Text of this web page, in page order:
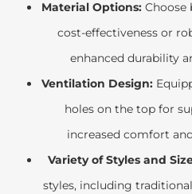
Material Options: Choose
cost-effectiveness or
enhanced durability
Ventilation Design:
holes on the top for
increased comfort
Variety of Styles and
styles, including